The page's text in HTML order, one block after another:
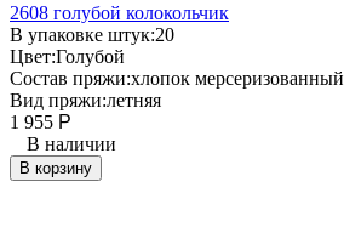
2608 голубой колокольчик
В упаковке штук:20
Цвет:Голубой
Состав пряжи:хлопок мерсеризованный
Вид пряжи:летняя
1 955 Р
В наличии
В корзину